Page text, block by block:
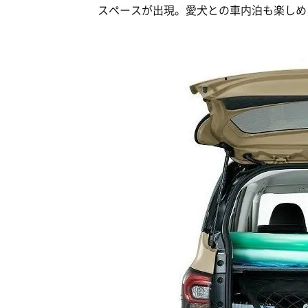
スペースが出現。愛犬との車内泊も楽し